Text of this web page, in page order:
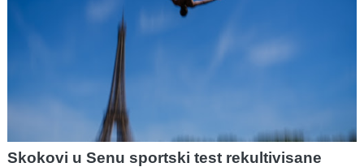
Skokovi u Senu sportski test rekultivisane